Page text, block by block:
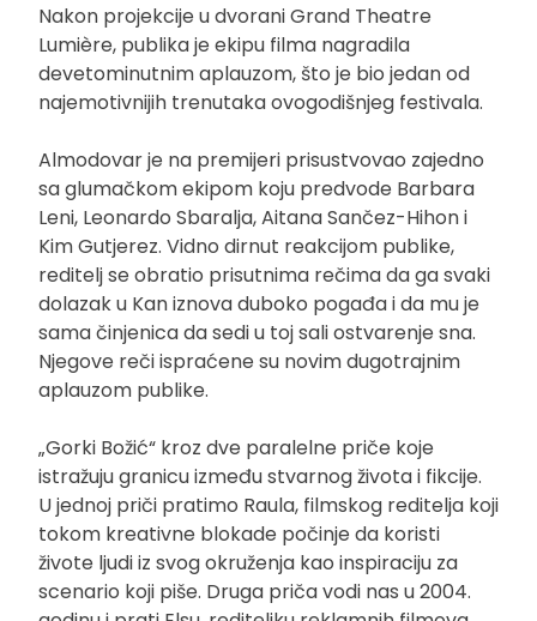
Nakon projekcije u dvorani Grand Theatre
Lumière, publika je ekipu filma nagradila
devetominutnim aplauzom, što je bio jedan od
najemotivnijih trenutaka ovogodišnjeg festivala.
Almodovar je na premijeri prisustvovao zajedno
sa glumačkom ekipom koju predvode Barbara
Leni, Leonardo Sbaralja, Aitana Sančez-Hihon i
Kim Gutjerez. Vidno dirnut reakcijom publike,
reditelj se obratio prisutnima rečima da ga svaki
dolazak u Kan iznova duboko pogađa i da mu je
sama činjenica da sedi u toj sali ostvarenje sna.
Njegove reči ispraćene su novim dugotrajnim
aplauzom publike.
„Gorki Božić“ kroz dve paralelne priče koje
istražuju granicu između stvarnog života i fikcije.
U jednoj priči pratimo Raula, filmskog reditelja koji
tokom kreativne blokade počinje da koristi
živote ljudi iz svog okruženja kao inspiraciju za
scenario koji piše. Druga priča vodi nas u 2004.